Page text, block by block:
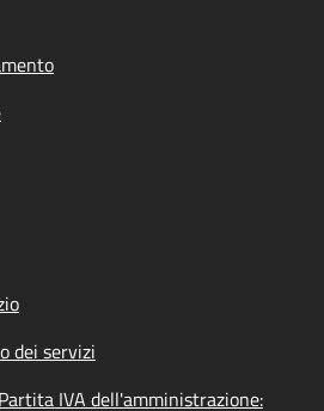
dei servizi
IVA dell'amministrazione: